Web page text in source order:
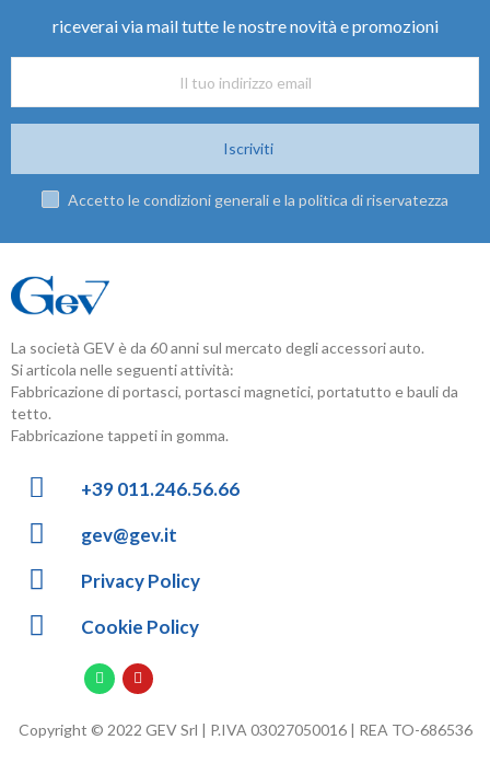
riceverai via mail tutte le nostre novità e promozioni
Iscriviti
Accetto le condizioni generali e la politica di riservatezza
La società GEV è da 60 anni sul mercato degli accessori auto.
Si articola nelle seguenti attività:
Fabbricazione di portasci, portasci magnetici, portatutto e bauli da
tetto.
Fabbricazione tappeti in gomma.
+39 011.246.56.66
gev@gev.it
Privacy Policy
Cookie Policy
Copyright © 2022 GEV Srl | P.IVA 03027050016 | REA TO-686536